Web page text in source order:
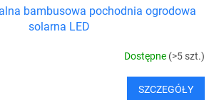
bambusowa pochodnia ogrodowa
solarna LED
Dostępne (>5 szt.)
SZCZEGÓŁY